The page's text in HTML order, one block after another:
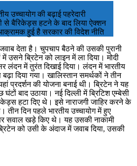
उच्‍चायोग की बढ़ाई पहरेदारी
से बैरिकेड्स हटने के बाद लिया ऐक्‍शन
हुई है सरकार की विदेश नीति
देता है। चुपचाप बैठने की उसकी पुरानी
ब्रिटेन को लाइन में ला दिया। मोदी
में तुरंत दिखाई दिया। लंदन में भारतीय
बढ़ा दिया गया। खालिस्‍तान समर्थकों ने तीन
प्रदर्शन की योजना बनाई थी। ब्रिटेन ने यह
बाद उठाया। नई दिल्‍ली में ब्रिटिश एम्‍बेसी
हटा दिए थे। इसे नाराजगी जाहिर करने के
दिन पहले भारतीय उच्‍चायोग में हुए
पर सवाल खड़े किए थे। यह उसकी नाकामी
को उसी के अंदाज में जवाब दिया, उसकी